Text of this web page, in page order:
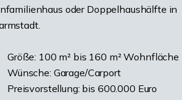
oder Doppelhaushälfte in
Größe: 100 m² bis 160 m² Wohnfläche
Wünsche: Garage/Carport
Preisvorstellung: bis 600.000 Euro